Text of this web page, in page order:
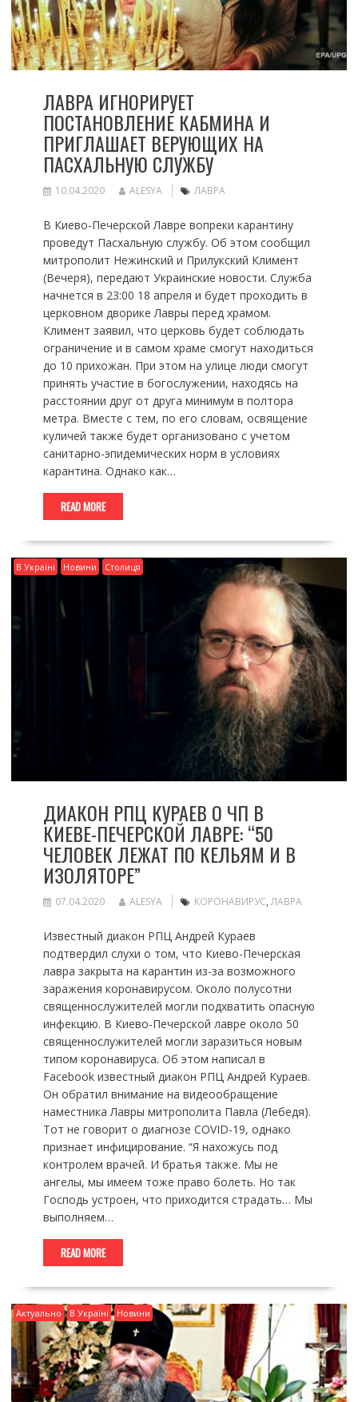
ЛАВРА ИГНОРИРУЕТ
ПОСТАНОВЛЕНИЕ КАБМИНА И
ПРИГЛАШАЕТ ВЕРУЮЩИХ НА
ПАСХАЛЬНУЮ СЛУЖБУ
10.04.2020 ALESYA ЛАВРА
В Киево-Печерской Лавре вопреки карантину
проведут Пасхальную службу. Об этом сообщил
митрополит Нежинский и Прилукский Климент
(Вечеря), передают Украинские новости. Служба
начнется в 23:00 18 апреля и будет проходить в
церковном дворике Лавры перед храмом.
Климент заявил, что церковь будет соблюдать
ограничение и в самом храме смогут находиться
до 10 прихожан. При этом на улице люди смогут
принять участие в богослужении, находясь на
расстоянии друг от друга минимум в полтора
метра. Вместе с тем, по его словам, освящение
куличей также будет организовано с учетом
санитарно-эпидемических норм в условиях
карантина. Однако как…
READ MORE
В Україні Новини Столиця
ДИАКОН РПЦ КУРАЕВ О ЧП В
КИЕВЕ-ПЕЧЕРСКОЙ ЛАВРЕ: “50
ЧЕЛОВЕК ЛЕЖАТ ПО КЕЛЬЯМ И В
ИЗОЛЯТОРЕ”
07.04.2020 ALESYA КОРОНАВИРУС,ЛАВРА
Известный диакон РПЦ Андрей Кураев
подтвердил слухи о том, что Киево-Печерская
лавра закрыта на карантин из-за возможного
заражения коронавирусом. Около полусотни
священнослужителей могли подхватить опасную
инфекцию. В Киево-Печерской лавре около 50
священнослужителей могли заразиться новым
типом коронавируса. Об этом написал в
Facebook известный диакон РПЦ Андрей Кураев.
Он обратил внимание на видеообращение
наместника Лавры митрополита Павла (Лебедя).
Тот не говорит о диагнозе COVID-19, однако
признает инфицирование. “Я нахожусь под
контролем врачей. И братья также. Мы не
ангелы, мы имеем тоже право болеть. Но так
Господь устроен, что приходится страдать… Мы
выполняем…
READ MORE
Актуально В Україні Новини